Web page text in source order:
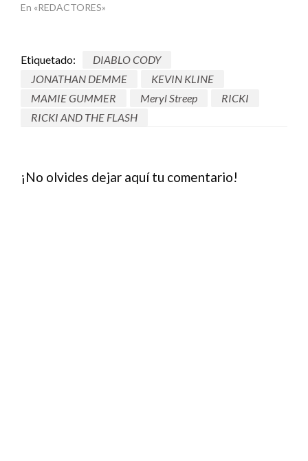
En «REDACTORES»
Etiquetado:
DIABLO CODY
JONATHAN DEMME
KEVIN KLINE
MAMIE GUMMER
Meryl Streep
RICKI
RICKI AND THE FLASH
¡No olvides dejar aquí tu comentario!